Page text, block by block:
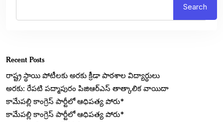
Search
Recent Posts
రాష్ట్ర స్ధాయి పోటీలకు అరకు క్రీడా పాఠశాల విద్యార్ధులు
అరకు: రేపటి పద్మాపురం పిజిఆర్ఎస్ తాత్కాలిక వాయిదా
కామేపల్లి కాంగ్రెస్ పార్టీలో ఆధిపత్య పోరు*
కామేపల్లి కాంగ్రెస్ పార్టీలో ఆధిపత్య పోరు*